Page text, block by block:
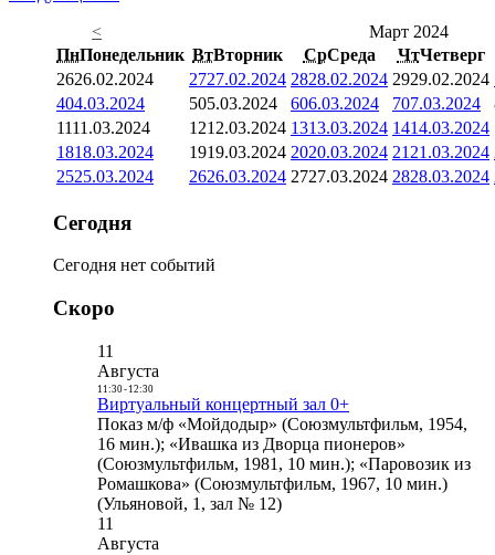
<
Март 2024
ПнПонедельник ВтВторник СрСреда ЧтЧетверг
2626.02.2024 2727.02.2024 2828.02.2024 2929.02.2024
404.03.2024 505.03.2024 606.03.2024 707.03.2024
1111.03.2024 1212.03.2024 1313.03.2024 1414.03.2024
1818.03.2024 1919.03.2024 2020.03.2024 21 21.03.2024
2525.03.2024 2626.03.2024 2727.03.2024 2828.03.2024
Сегодня
Сегодня нет событий
Скоро
11
Августа
11:30- 12:30
Виртуальный концертный зал 0+
Показ м/ф «Мойдодыр» (Союзмультфильм, 1954,
16 мин.); «Ивашка из Дворца пионеров»
(Союзмультфильм, 1981, 10 мин.); «Паровозик из
Ромашкова» (Союзмультфильм, 1967, 10 мин.)
(Ульяновой, 1, зал № 12)
11
Августа